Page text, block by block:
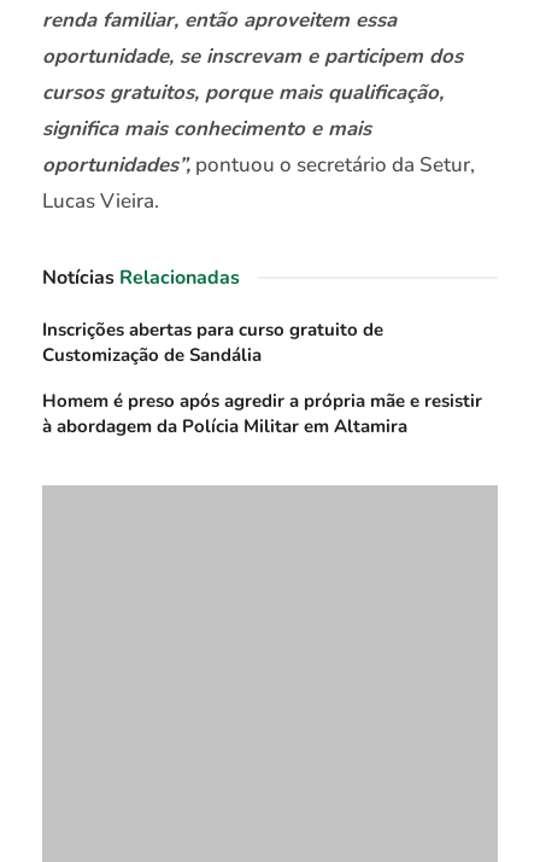
renda familiar, então aproveitem essa
oportunidade, se inscrevam e participem dos
cursos gratuitos, porque mais qualificação,
significa mais conhecimento e mais
oportunidades”, pontuou o secretário da Setur,
Lucas Vieira.
Notícias Relacionadas
Inscrições abertas para curso gratuito de
Customização de Sandália
Homem é preso após agredir a própria mãe e resistir
à abordagem da Polícia Militar em Altamira